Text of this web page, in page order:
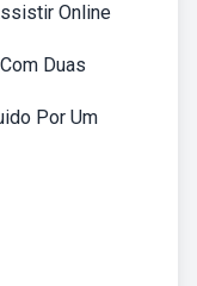
Online
Duas
Por Um